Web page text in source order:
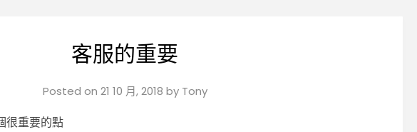
客服的重要
Posted on 21 10 月, 2018 by Tony
很重要的點